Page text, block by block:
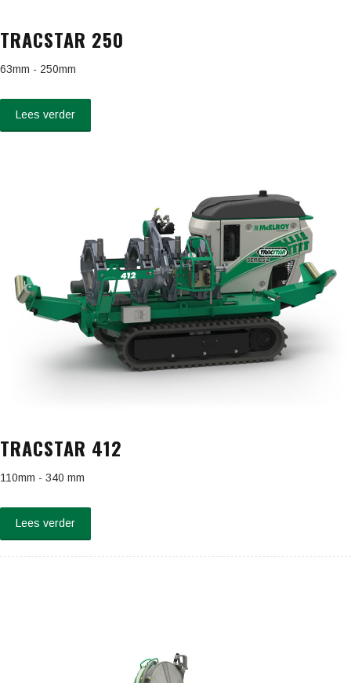
TRACSTAR 250
63mm - 250mm
Lees verder
TRACSTAR 412
110mm - 340 mm
Lees verder